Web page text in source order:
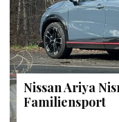
Nissan Ariya
Familiensport